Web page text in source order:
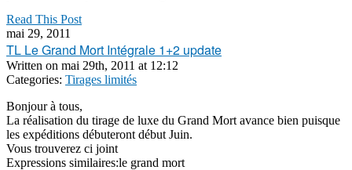
Read This Post
mai 29, 2011
TL Le Grand Mort Intégrale 1+2 update
Written on mai 29th, 2011 at 12:12
Categories: Tirages limités
Bonjour à tous,
La réalisation du tirage de luxe du Grand Mort avance bien puisque
les expéditions débuteront début Juin.
Vous trouverez ci joint
Expressions similaires:le grand mort